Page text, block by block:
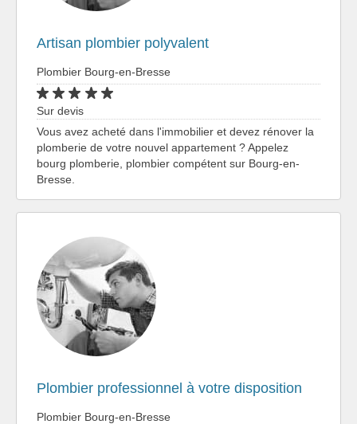
Artisan plombier polyvalent
Plombier Bourg-en-Bresse
Sur devis
Vous avez acheté dans l'immobilier et devez rénover la
plomberie de votre nouvel appartement ? Appelez
bourg plomberie, plombier compétent sur Bourg-en-
Bresse.
Plombier professionnel à votre disposition
Plombier Bourg-en-Bresse